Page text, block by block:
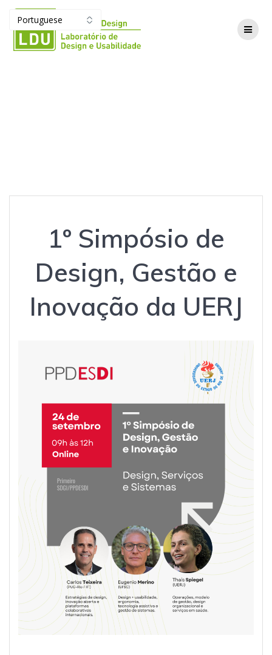
content
1º Simpósio de
Design, Gestão e
Inovação da UERJ